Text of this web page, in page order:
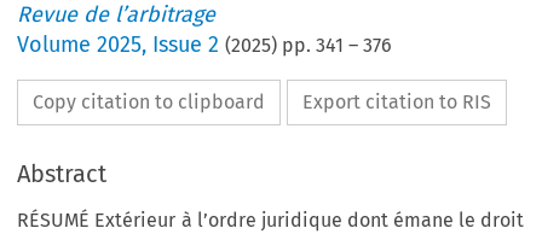
Revue de l’arbitrage
Volume2025, Issue 2 (2025) pp.341 –376
Copy citation to clipboard Export citation to RIS
Abstract
RÉSUMÉ Extérieur à l’ordre juridique dont émane le droit